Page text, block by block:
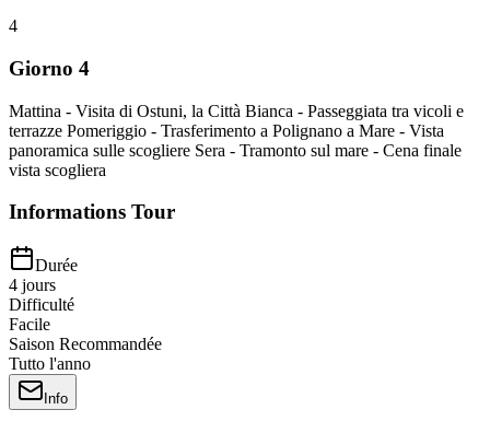
4
Giorno 4
Mattina - Visita di Ostuni, la Città Bianca - Passeggiata tra vicoli e
terrazze Pomeriggio - Trasferimento a Polignano a Mare - Vista
panoramica sulle scogliere Sera - Tramonto sul mare - Cena finale
vista scogliera
Informations Tour
Durée
4 jours
Difficulté
Facile
Saison Recommandée
Tutto l'anno
Info